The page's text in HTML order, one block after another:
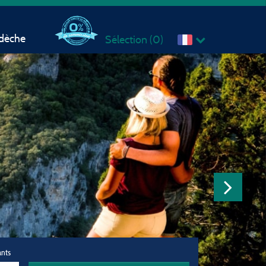
Sélection (0)